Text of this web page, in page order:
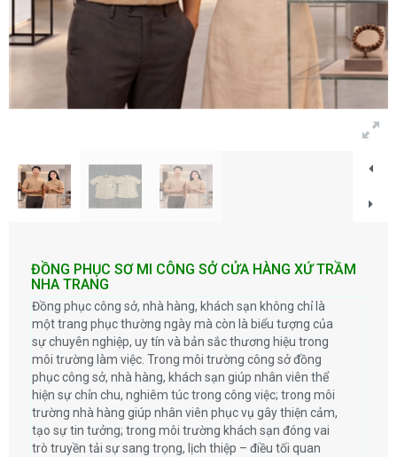
ĐỒNG PHỤC SƠ MI CÔNG SỞ CỬA HÀNG XỨ TRẦM
NHA TRANG
Đồng phục công sở, nhà hàng, khách sạn không chỉ là
một trang phục thường ngày mà còn là biểu tượng của
sự chuyên nghiệp, uy tín và bản sắc thương hiệu trong
môi trường làm việc. Trong môi trường công sở đồng
phục công sở, nhà hàng, khách sạn giúp nhân viên thể
hiện sự chỉn chu, nghiêm túc trong công việc; trong môi
trường nhà hàng giúp nhân viên phục vụ gây thiện cảm,
tạo sự tin tưởng; trong môi trường khách sạn đóng vai
trò truyền tải sự sang trọng, lịch thiệp – điều tối quan